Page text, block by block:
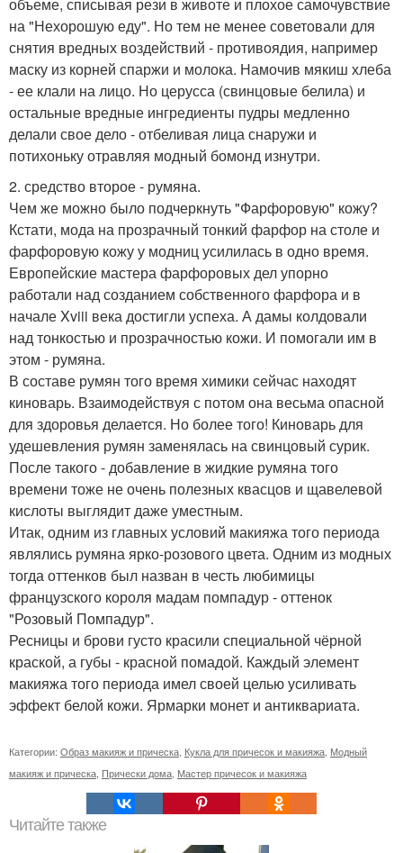
на "Нехорошую еду". Но тем не менее советовали для
снятия вредных воздействий - противоядия, например
маску из корней спаржи и молока. Намочив мякиш хлеба
- ее клали на лицо. Но церусса (свинцовые белила) и
остальные вредные ингредиенты пудры медленно
делали свое дело - отбеливая лица снаружи и
потихоньку отравляя модный бомонд изнутри.
2. средство второе - румяна.
Чем же можно было подчеркнуть "Фарфоровую" кожу?
Кстати, мода на прозрачный тонкий фарфор на столе и
фарфоровую кожу у модниц усилилась в одно время.
Европейские мастера фарфоровых дел упорно
работали над созданием собственного фарфора и в
начале Xviii века достигли успеха. А дамы колдовали
над тонкостью и прозрачностью кожи. И помогали им в
этом - румяна.
В составе румян того время химики сейчас находят
киноварь. Взаимодействуя с потом она весьма опасной
для здоровья делается. Но более того! Киноварь для
удешевления румян заменялась на свинцовый сурик.
После такого - добавление в жидкие румяна того
времени тоже не очень полезных квасцов и щавелевой
кислоты выглядит даже уместным.
Итак, одним из главных условий макияжа того периода
являлись румяна ярко-розового цвета. Одним из модных
тогда оттенков был назван в честь любимицы
французского короля мадам помпадур - оттенок
"Розовый Помпадур".
Ресницы и брови густо красили специальной чёрной
краской, а губы - красной помадой. Каждый элемент
макияжа того периода имел своей целью усиливать
эффект белой кожи. Ярмарки монет и антиквариата.
Категории: Образ макияж и прическа Кукла для причесок и макияжа Модный
макияж и прическа Прически дома Мастер причесок и макияжа
Читайте также